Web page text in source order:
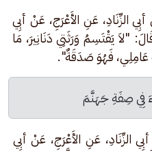
أبِي الزِّنَادِ، عَنِ الأَعْرَجِ، عَنْ أبِي
"لاَ يَقْتَسِمُ وَرَثَتِي دَنَانِيرَ، مَا
عَامِلِي، فَهُوَ صَدَقَةٌ".
فِي صِفَةِ جَهَنَّمَ
الزِّنَادِ، عَنِ الأَعْرَجِ، عَنْ أبِي